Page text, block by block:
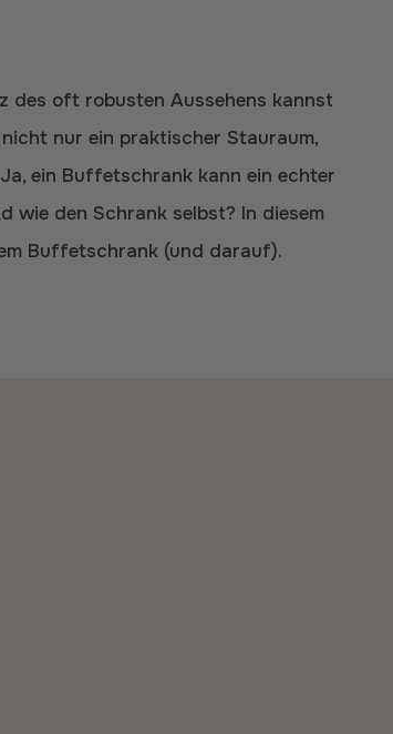
nur ein praktischer Stauraum,
ein Buffetschrank kann ein echter
wie den Schrank selbst? In diesem
Buffetschrank (und darauf).